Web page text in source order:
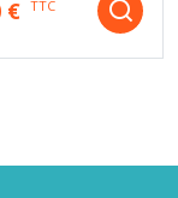
€ TTC